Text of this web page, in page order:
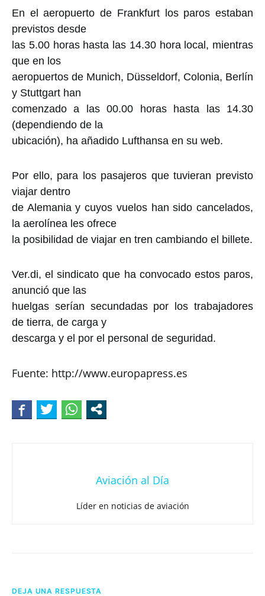
En el aeropuerto de Frankfurt los paros estaban
previstos desde
las 5.00 horas hasta las 14.30 hora local, mientras
que en los
aeropuertos de Munich, Düsseldorf, Colonia, Berlín
y Stuttgart han
comenzado a las 00.00 horas hasta las 14.30
(dependiendo de la
ubicación), ha añadido Lufthansa en su web.
Por ello, para los pasajeros que tuvieran previsto
viajar dentro
de Alemania y cuyos vuelos han sido cancelados,
la aerolínea les ofrece
la posibilidad de viajar en tren cambiando el billete.
Ver.di, el sindicato que ha convocado estos paros,
anunció que las
huelgas serían secundadas por los trabajadores
de tierra, de carga y
descarga y el por el personal de seguridad.
Fuente: http://www.europapress.es
Aviación al Día
Líder en noticias de aviación
DEJA UNA RESPUESTA